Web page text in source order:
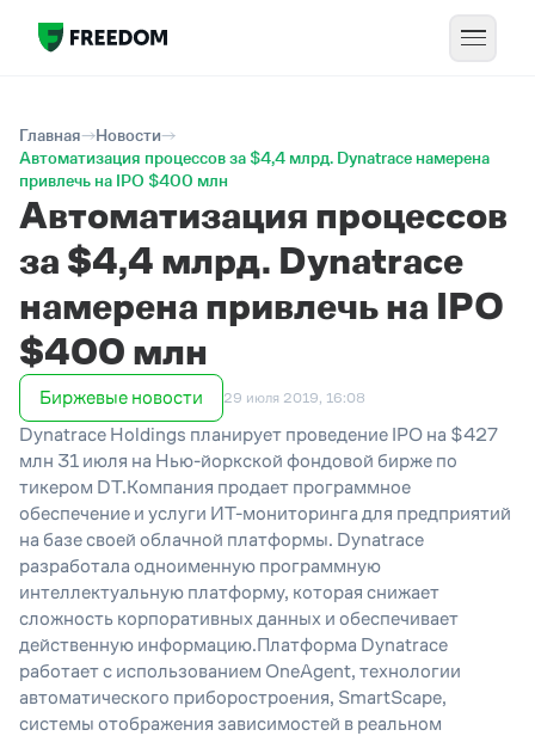
Главная
Новости
Автоматизация процессов за $4,4 млрд. Dynatrace намерена
привлечь на IPO $400 млн
Автоматизация процессов
за $4,4 млрд. Dynatrace
намерена привлечь на IPO
$400 млн
Биржевые новости 29 июля 2019, 16:08
Dynatrace Holdings планирует проведение IPO на $427
млн 31 июля на Нью-йоркской фондовой бирже по
тикером DT.Компания продает программное
обеспечение и услуги ИТ-мониторинга для предприятий
на базе своей облачной платформы. Dynatrace
разработала одноименную программную
интеллектуальную платформу, которая снижает
сложность корпоративных данных и обеспечивает
действенную информацию.Платформа Dynatrace
работает с использованием OneAgent, технологии
автоматического приборостроения, SmartScape,
системы отображения зависимостей в реальном